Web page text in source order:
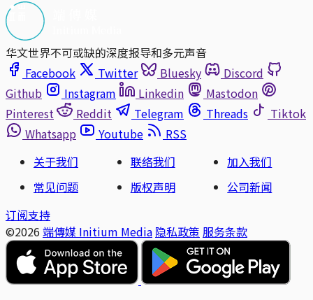
华文世界不可或缺的深度报导和多元声音
Facebook
Twitter Bluesky
Discord
Github
Instagram Linkedin
Mastodon
Pinterest
Reddit Telegram Threads
Tiktok
Whatsapp
Youtube
RSS
关于我们
联络我们
加入我们
常见问题
版权声明
公司新闻
订阅支持
©2026 端傳媒 Initium Media 隐私政策 服务条款